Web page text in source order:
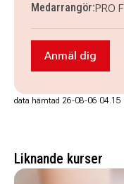
Medarrangör:PRO
Anmäl dig
Anmäl dig
data hämtad 26-08-06 04.15
Liknande kurser